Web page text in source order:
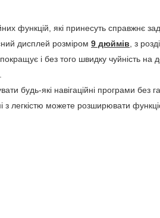
функцій, які принесуть справжнє
дисплей розміром 9 дюймів , з
і без того швидку чуйність на
будь-які навігаційні програми без
з легкістю можете розширювати